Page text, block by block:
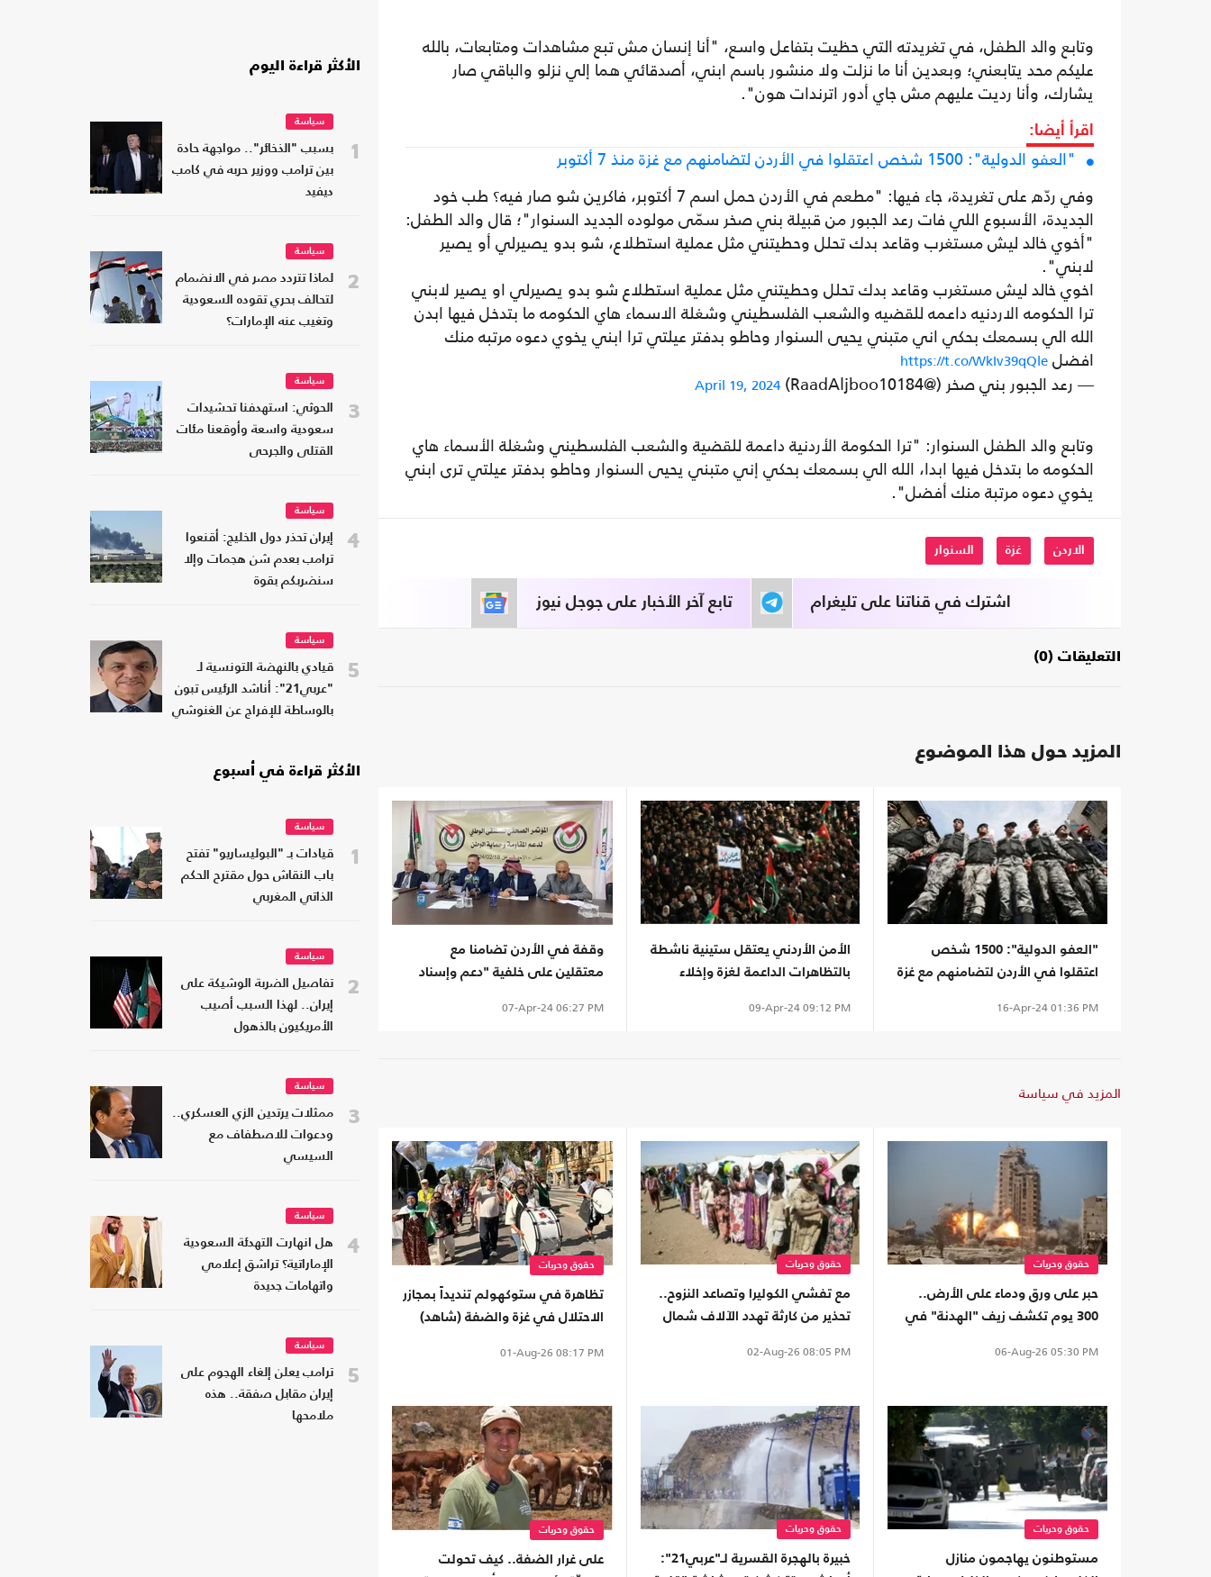
وتابع والد الطفل، في تغريدته التي حظيت بتفاعل واسع، "أنا إنسان مش تبع مشاهدات ومتابعات، بالله
عليكم محد يتابعني؛ وبعدين أنا ما نزلت ولا منشور باسم ابني، أصدقائي هما إلي نزلو والباقي صار
يشارك، وأنا رديت عليهم مش جاي أدور اترندات هون".
اقرأ أيضا:
"العفو الدولية": 1500 شخص اعتقلوا في الأردن لتضامنهم مع غزة منذ 7 أكتوبر
وفي ردّه على تغريدة، جاء فيها: "مطعم في الأردن حمل اسم 7 أكتوبر، فاكرين شو صار فيه؟ طب خود
الجديدة، الأسبوع اللي فات رعد الجبور من قبيلة بني صخر سمّى مولوده الجديد السنوار"؛ قال والد الطفل:
"أخوي خالد ليش مستغرب وقاعد بدك تحلل وحطيتني مثل عملية استطلاع، شو بدو يصيرلي أو يصير
لابني".
اخوي خالد ليش مستغرب وقاعد بدك تحلل وحطيتني مثل عملية استطلاع شو بدو يصيرلي او يصير لابني
ترا الحكومه الاردنيه داعمه للقضيه والشعب الفلسطيني وشغلة الاسماء هاي الحكومه ما بتدخل فيها ابدن
الله الي بسمعك بحكي اني متبني يحيى السنوار وحاطو بدفتر عيلتي ترا ابني يخوي دعوه مرتبه منك
افضل https://t.co/WkIv39qQle
— رعد الجبور بني صخر (@RaadAljboo10184) April 19, 2024
وتابع والد الطفل السنوار: "ترا الحكومة الأردنية داعمة للقضية والشعب الفلسطيني وشغلة الأسماء هاي
الحكومه ما بتدخل فيها ابدا، الله الي بسمعك بحكي إني متبني يحيى السنوار وحاطو بدفتر عيلتي ترى ابني
يخوي دعوه مرتبة منك أفضل".
الاردن غزة السنوار
تابع آخر الأخبار على جوجل نيوز اشترك في قناتنا على تليغرام
التعليقات (0)
المزيد حول هذا الموضوع
"العفو الدولية": 1500 شخص
اعتقلوا في الأردن لتضامنهم مع غزة
16-Apr-2401:36 PM
الأمن الأردني يعتقل ستينية ناشطة
بالتظاهرات الداعمة لغزة وإخلاء
09-Apr-2409:12 PM
وقفة في الأردن تضامنا مع
معتقلين على خلفية "دعم وإسناد
07-Apr-2406:27 PM
المزيد في سياسة
حقوق وحريات
حبر على ورق ودماء على الأرض..
300 يوم تكشف زيف "الهدنة" في
06-Aug-26 05:30 PM
حقوق وحريات
مع تفشي الكوليرا وتصاعد النزوح..
تحذير من كارثة تهدد الآلاف شمال
02-Aug-26 08:05 PM
حقوق وحريات
تظاهرة في ستوكهولم تنديداً بمجازر
الاحتلال في غزة والضفة (شاهد)
01-Aug-26 08:17 PM
حقوق وحريات
مستوطنون يهاجمون منازل
حقوق وحريات
خبيرة بالهجرة القسرية لـ"عربي21":
حقوق وحريات
على غرار الضفة.. كيف تحولت
الأكثر قراءة اليوم
1
سياسة
بسبب "الذخائر".. مواجهة حادة
بين ترامب ووزير حربه في كامب
ديفيد
2
سياسة
لماذا تتردد مصر في الانضمام
لتحالف بحري تقوده السعودية
وتغيب عنه الإمارات؟
3
سياسة
الحوثي: استهدفنا تحشيدات
سعودية واسعة وأوقعنا مئات
القتلى والجرحى
4
سياسة
إيران تحذر دول الخليج: أقنعوا
ترامب بعدم شن هجمات وإلا
سنضربكم بقوة
5
سياسة
قيادي بالنهضة التونسية لـ
"عربي21": أناشد الرئيس تبون
بالوساطة للإفراج عن الغنوشي
الأكثر قراءة في أسبوع
1
سياسة
قيادات بـ "البوليساريو" تفتح
باب النقاش حول مقترح الحكم
الذاتي المغربي
2
سياسة
تفاصيل الضربة الوشيكة على
إيران.. لهذا السبب أصيب
الأمريكيون بالذهول
3
سياسة
ممثلات يرتدين الزي العسكري..
ودعوات للاصطفاف مع
السيسي
4
سياسة
هل انهارت التهدئة السعودية
الإماراتية؟ تراشق إعلامي
واتهامات جديدة
5
سياسة
ترامب يعلن إلغاء الهجوم على
إيران مقابل صفقة.. هذه
ملامحها